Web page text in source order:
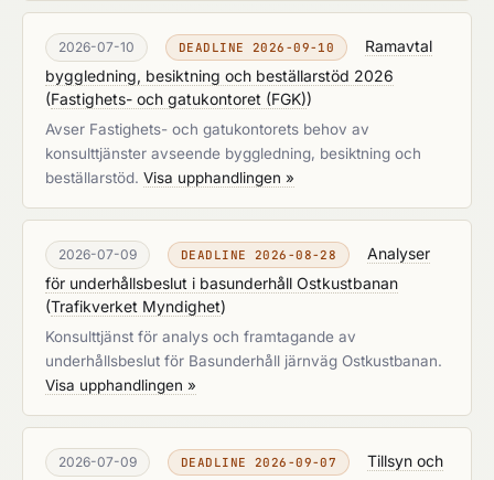
2026-07-10 DEADLINE 2026-09-10
Ramavtal
byggledning, besiktning och beställarstöd 2026
(Fastighets- och gatukontoret (FGK))
Avser Fastighets- och gatukontorets behov av
konsulttjänster avseende byggledning, besiktning och
beställarstöd. Visa upphandlingen »
2026-07-09 DEADLINE 2026-08-28
Analyser
för underhållsbeslut i basunderhåll Ostkustbanan
(Trafikverket Myndighet)
Konsulttjänst för analys och framtagande av
underhållsbeslut för Basunderhåll järnväg Ostkustbanan.
Visa upphandlingen »
2026-07-09 DEADLINE 2026-09-07
Tillsyn och